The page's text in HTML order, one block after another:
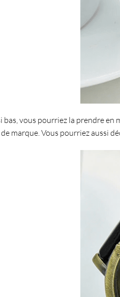
bas, vous pourriez la prendre
marque. Vous pourriez aussi